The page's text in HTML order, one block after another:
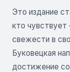
Это издание
кто чувствует
свежести в
Буковецкая
достижение